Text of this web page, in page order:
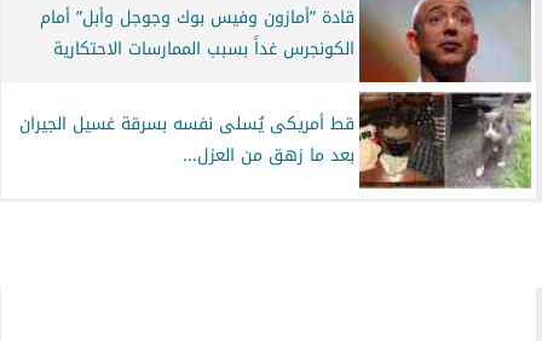
قادة ”أمازون وفيس بوك وجوجل وأبل” أمام
الكونجرس غداً بسبب الممارسات الاحتكارية
قط أمريكى يُسلى نفسه بسرقة غسيل الجيران
بعد ما زهق من العزل...